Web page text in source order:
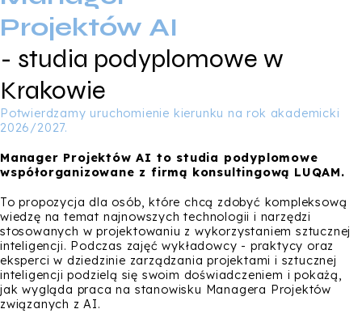
Projektów AI
- studia podyplomowe w
Krakowie
Potwierdzamy uruchomienie kierunku na rok akademicki
2026/2027.
Manager Projektów AI to studia podyplomowe
współorganizowane z firmą konsultingową LUQAM.
To propozycja dla osób, które chcą zdobyć kompleksową
wiedzę na temat najnowszych technologii i narzędzi
stosowanych w projektowaniu z wykorzystaniem sztucznej
inteligencji. Podczas zajęć wykładowcy - praktycy oraz
eksperci w dziedzinie zarządzania projektami i sztucznej
inteligencji podzielą się swoim doświadczeniem i pokażą,
jak wygląda praca na stanowisku Managera Projektów
związanych z AI.